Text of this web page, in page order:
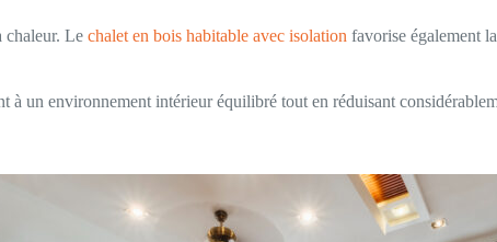
chaleur. Le chalet en bois habitable avec isolation favorise également
un environnement intérieur équilibré tout en réduisant